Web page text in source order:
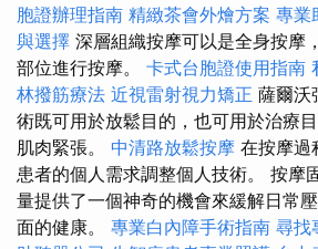
胞證辦理指南 精緻茶會外燴方案 專業
與選擇 深層組織按摩可以是全身按摩
部位進行按摩。 卡式台胞證使用指南
林撥筋療法 近視雷射視力矯正 薩爾沃
術既可用於放鬆目的，也可用於治療
肌肉緊張。 中清路放鬆按摩 在按摩過
患者的個人需求調整個人技術。 按摩
量提供了一個神奇的機會來緩解日常
面的健康。 專業白內障手術指南 尋找